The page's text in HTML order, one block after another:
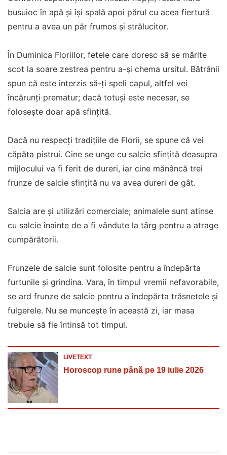
busuioc în apă și își spală apoi părul cu acea fiertură
pentru a avea un păr frumos și strălucitor.
În Duminica Floriilor, fetele care doresc să se mărite
scot la soare zestrea pentru a-și chema ursitul. Bătrânii
spun că este interzis să-ți speli capul, altfel vei
încărunți prematur; dacă totuși este necesar, se
folosește doar apă sfințită.
Dacă nu respecți tradițiile de Florii, se spune că vei
căpăta pistrui. Cine se unge cu salcie sfințită deasupra
mijlocului va fi ferit de dureri, iar cine mănâncă trei
frunze de salcie sfințită nu va avea dureri de gât.
Salcia are și utilizări comerciale; animalele sunt atinse
cu salcie înainte de a fi vândute la târg pentru a atrage
cumpărătorii.
Frunzele de salcie sunt folosite pentru a îndepărta
furtunile și grindina. Vara, în timpul vremii nefavorabile,
se ard frunze de salcie pentru a îndepărta trăsnetele și
fulgerele. Nu se muncește în această zi, iar masa
trebuie să fie întinsă tot timpul.
LIVETEXT
Horoscop rune până pe 19 iulie 2026